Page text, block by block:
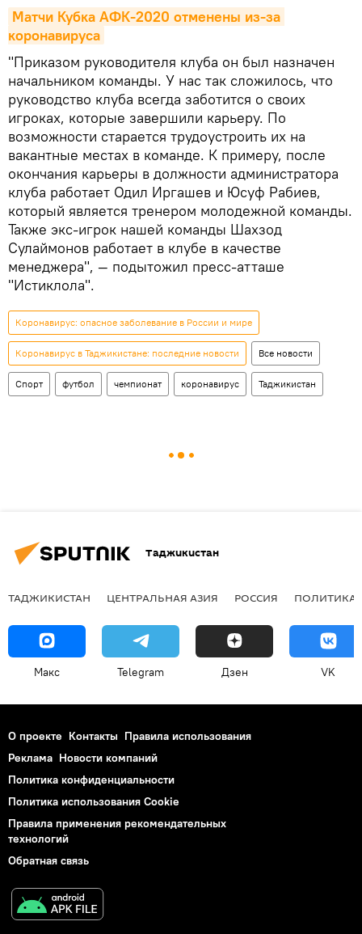
Матчи Кубка АФК-2020 отменены из-за
коронавируса
"Приказом руководителя клуба он был назначен
начальником команды. У нас так сложилось, что
руководство клуба всегда заботится о своих
игроках, которые завершили карьеру. По
возможности старается трудоустроить их на
вакантные местах в команде. К примеру, после
окончания карьеры в должности администратора
клуба работает Одил Иргашев и Юсуф Рабиев,
который является тренером молодежной команды.
Также экс-игрок нашей команды Шахзод
Сулаймонов работает в клубе в качестве
менеджера", — подытожил пресс-атташе
"Истиклола".
Коронавирус: опасное заболевание в России и мире
Коронавирус в Таджикистане: последние новости Все новости
Спорт футбол чемпионат коронавирус Таджикистан
Таджикистан
ТАДЖИКИСТАН ЦЕНТРАЛЬНАЯ АЗИЯ РОССИЯ ПОЛИТИКА
Макс Telegram Дзен VK
О проекте Контакты Правила использования
Реклама Новости компаний
Политика конфиденциальности
Политика использования Cookie
Правила применения рекомендательных
технологий
Обратная связь